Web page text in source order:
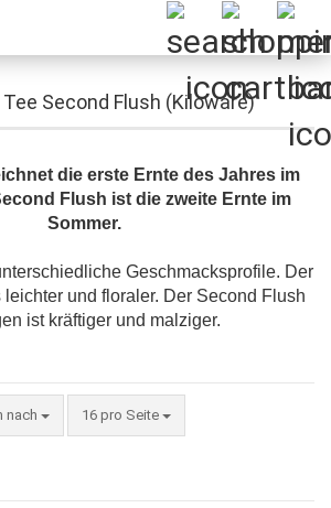
Second Flush (Kiloware)
die erste Ernte des Jahres im
Flush ist die zweite Ernte im
Sommer.
Geschmacksprofile. Der
leichter und floraler. Der Second Flush
ist kräftiger und malziger.
nach
nach 16 pro Seite
pro Seite